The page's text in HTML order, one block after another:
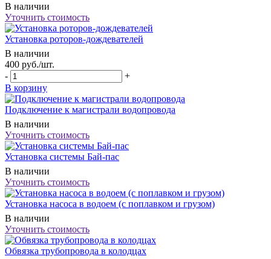
В наличии
Уточнить стоимость
Установка роторов-дождевателей
В наличии
400 руб./шт.
-
+
В корзину
Подключение к магистрали водопровода
В наличии
Уточнить стоимость
Установка системы Бай-пас
В наличии
Уточнить стоимость
Установка насоса в водоем (с поплавком и грузом)
В наличии
Уточнить стоимость
Обвязка трубопровода в колодцах